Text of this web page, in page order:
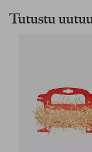
Tutustu